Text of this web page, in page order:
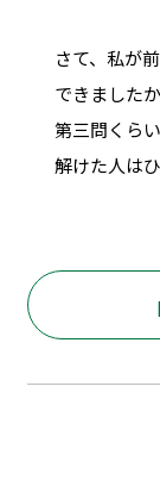
さて、私が
できました
第三問くら
解けた人は